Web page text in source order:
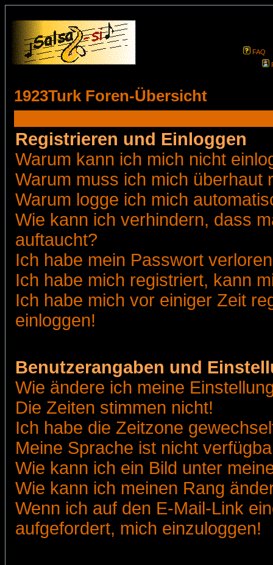
FAQ
1923Turk Foren-Übersicht
Registrieren und Einloggen
Warum kann ich mich nicht
Warum muss ich mich überhaut
Warum logge ich mich
Wie kann ich verhindern, dass
auftaucht?
Ich habe mein Passwort
Ich habe mich registriert, kann
Ich habe mich vor einiger Zeit
einloggen!
Benutzerangaben und
Wie ändere ich meine
Die Zeiten stimmen nicht!
Ich habe die Zeitzone
Meine Sprache ist nicht
Wie kann ich ein Bild unter
Wie kann ich meinen Rang
Wenn ich auf den E-Mail-Link
aufgefordert, mich einzuloggen!